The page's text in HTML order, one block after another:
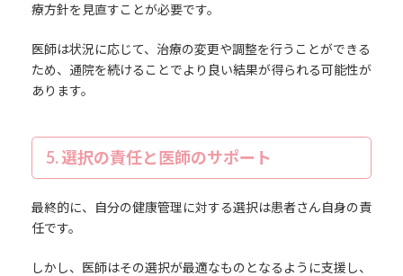
療方針を見直すことが必要です。
医師は状況に応じて、治療の変更や調整を行うことができる
ため、通院を続けることでより良い結果が得られる可能性が
あります。
5. 選択の責任と医師のサポート
最終的に、自分の健康管理に対する選択は患者さん自身の責
任です。
しかし、医師はその選択が最適なものとなるように支援し、